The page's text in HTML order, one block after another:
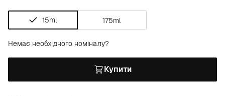
15ml 175ml
Немає необхідного номіналу?
Купити